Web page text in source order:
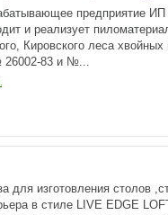
предприятие
и реализует
Кировского леса
26002-83 и №...
для изготовления столов
в стиле LIVE EDGE